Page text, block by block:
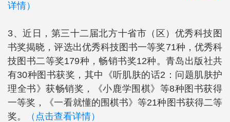
详情）
3、近日，第三十二届北方十省市（区）优秀科技图
书奖揭晓，评选出优秀科技图书一等奖71种，优秀科
技图书二等奖179种，畅销书奖12种。青岛出版社共
有30种图书获奖，其中《听肌肤的话2：问题肌肤护
理全书》获畅销奖，《小鹿学围棋》等8种图书获得
一等奖，《一看就懂的围棋书》等21种图书获得二等
奖。
（点击查看详情）